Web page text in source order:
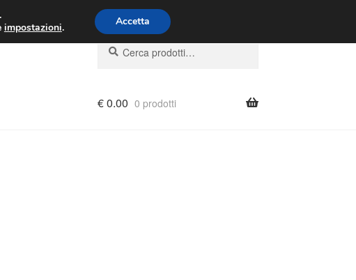
9:00 - 16:00 800 580 290
Cerca:
Cerca
€0.00 0 prodotti
impostazioni. Accetta